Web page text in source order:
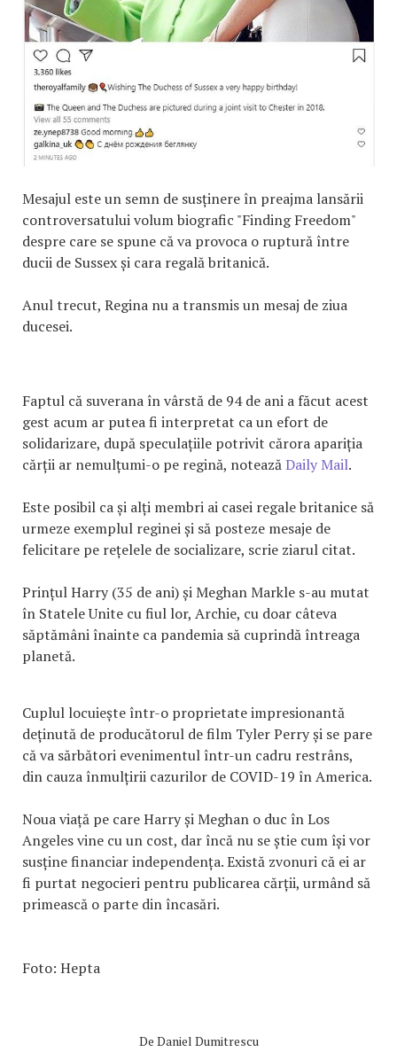
Mesajul este un semn de susținere în preajma lansării
controversatului volum biografic "Finding Freedom"
despre care se spune că va provoca o ruptură între
ducii de Sussex și cara regală britanică.
Anul trecut, Regina nu a transmis un mesaj de ziua
ducesei.
Faptul că suverana în vârstă de 94 de ani a făcut acest
gest acum ar putea fi interpretat ca un efort de
solidarizare, după speculațiile potrivit cărora apariția
cărții ar nemulțumi-o pe regină, noteazăDaily Mail.
Este posibil ca și alți membri ai casei regale britanice să
urmeze exemplul reginei și să posteze mesaje de
felicitare pe rețelele de socializare, scrie ziarul citat.
Prințul Harry (35 de ani) și Meghan Markle s-au mutat
în Statele Unite cu fiul lor, Archie, cu doar câteva
săptămâni înainte ca pandemia să cuprindă întreaga
planetă.
Cuplul locuiește într-o proprietate impresionantă
deținută de producătorul de film Tyler Perry și se pare
că va sărbători evenimentul într-un cadru restrâns,
din cauza înmulțirii cazurilor de COVID-19 în America.
Noua viață pe care Harry și Meghan o duc în Los
Angeles vine cu un cost, dar încă nu se știe cum își vor
susține financiar independența. Există zvonuri că ei ar
fi purtat negocieri pentru publicarea cărții, urmând să
primească o parte din încasări.
Foto: Hepta
De Daniel Dumitrescu